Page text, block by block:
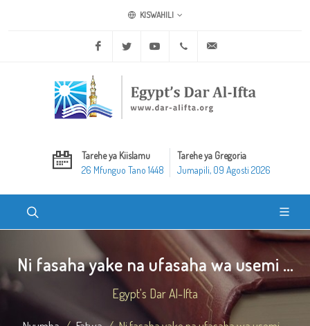
KISWAHILI
Facebook Twitter Youtube +20 2 25970400
Tarehe ya Kiislamu
26 Mfunguo Tano 1448
Tarehe ya Gregoria
Jumapili, 09 Agosti 2026
Ni fasaha yake na ufasaha wa usemi ...
Egypt's Dar Al-Ifta